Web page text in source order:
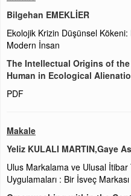
Bilgehan EMEKLİER
Ekolojik Krizin Düşünsel
Modern İnsan
The Intellectual Origins of
Human in Ecological
PDF
Makale
Yeliz KULALI MARTIN,Gaye
Ulus Markalama ve Ulusal İtibar
Uygulamaları : Bir İsveç